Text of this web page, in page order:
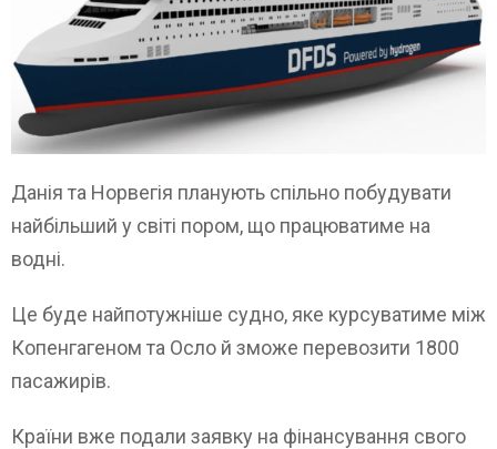
Данія та Норвегія планують спільно побудувати
найбільший у світі пором, що працюватиме на
водні.
Це буде найпотужніше судно, яке курсуватиме між
Копенгагеном та Осло й зможе перевозити 1800
пасажирів.
Країни вже подали заявку на фінансування свого